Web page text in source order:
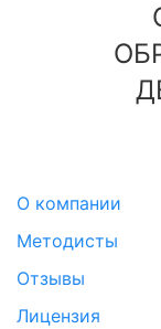
О компании
Методисты
Отзывы
Лицензия